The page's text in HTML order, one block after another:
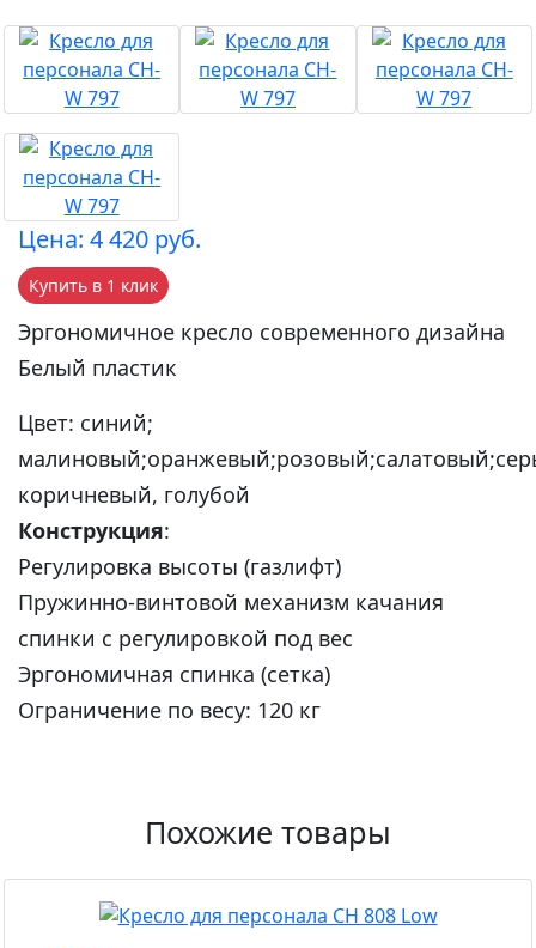
Цена: 4 420 руб.
Купить в 1 клик
Эргономичное кресло современного дизайна
Белый пластик
Цвет: синий;
коричневый, голубой
Конструкция:
Регулировка высоты (газлифт)
Пружинно-винтовой механизм качания
спинки с регулировкой под вес
Эргономичная спинка (сетка)
Ограничение по весу: 120 кг
Похожие товары